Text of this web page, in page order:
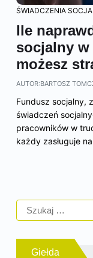
ŚWIADCZENIA
Ile
socjalny w
możesz
AUTOR:BARTOSZ
Fundusz socjalny,
świadczeń
pracowników w
każdy zasługuje
Giełda